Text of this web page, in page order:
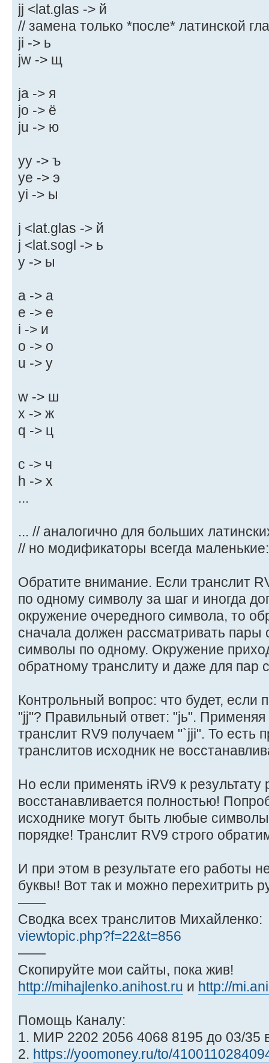
jj <lat.glas -> й
// замена только *после* латинской
ji -> ь
jw -> щ
ja -> я
jo -> ё
ju -> ю
yy -> ъ
ye -> э
yi -> ы
j <lat.glas -> й
j <lat.sogl -> ь
y -> ы
a -> а
e -> е
i -> и
o -> о
u -> у
w -> ш
x -> ж
q -> ц
c -> ч
h -> х
...
... // аналогично для больших
// но модификаторы всегда
Обратите внимание. Если транслит
по одному символу за шаг и иногда
окружение очередного символа, то
сначала должен рассматривать пары
символы по одному. Окружение
обратному транслиту и даже для пар
Контрольный вопрос: что будет, если
"jj"? Правильный ответ: "jь". Применяя
транслит RV9 получаем "`jji". То есть
транслитов исходник не
Но если применять iRV9 к
восстанавливается полностью!
исходнике могут быть любые
порядке! Транслит RV9 строго
И при этом в результате его работы
буквы! Вот так и можно перехитрить
——
Сводка всех транслитов Михайленко:
viewtopic.php?f=22&t=856
——
Скопируйте мои сайты, пока жив!
http://mihajlenko.anihost.ru и http://
Помощь Каналу:
1. МИР 2202 2056 4068 8195 до 03/35
2. https://yoomoney.ru/to/